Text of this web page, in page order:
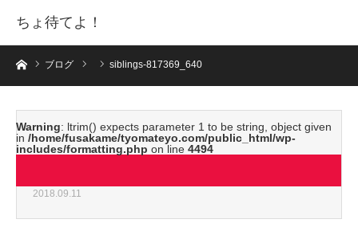
ちょ待てよ！
ホームブログ siblings-817369_640
Warning: ltrim() expects parameter 1 to be string, object given
in /home/fusakame/tyomateyo.com/public_html/wp-
includes/formatting.php on line 4494
2018.09.11